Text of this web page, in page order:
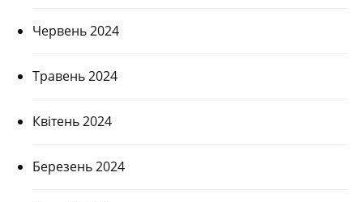
Червень 2024
Травень 2024
Квітень 2024
Березень 2024